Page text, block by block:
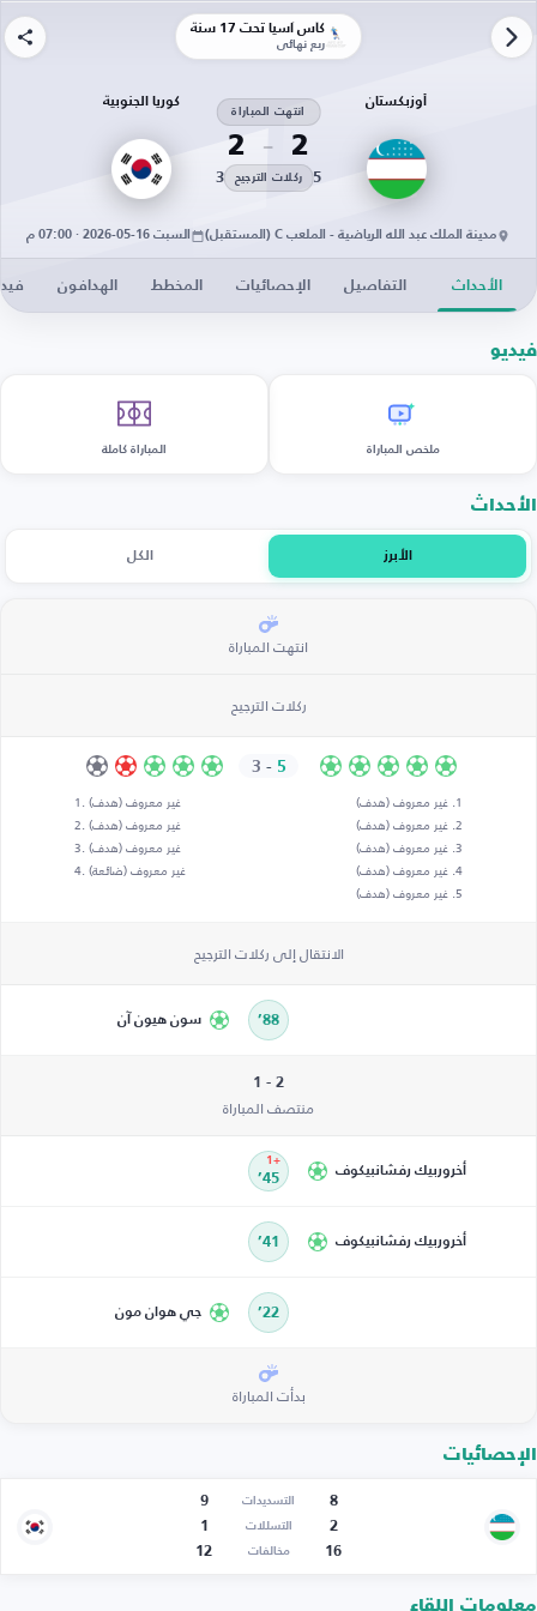
كأس آسيا تحت 17 سنة
ربع نهائي
أوزبكستان
2
انتهت المباراة
2
5 ركلات الترجيح 3
كوريا الجنوبية
مدينة الملك عبد الله الرياضية - الملعب C (المستقبل) السبت 16-05-2026 · 07:00 م
الأحداث التفاصيل الإحصائيات المخطط الهدافون
فيديو
ملخص المباراة المباراة كاملة
الأحداث
الأبرز الكل
انتهت المباراة
ركلات الترجيح
غير معروف (هدف)
غير معروف (هدف)
غير معروف (هدف)
غير معروف (هدف)
غير معروف (هدف)
5
-
3
غير معروف (هدف)
غير معروف (هدف)
غير معروف (هدف)
غير معروف (ضائعة)
الانتقال إلى ركلات الترجيح
88’ سون هيون آن
2 - 1
منتصف المباراة
أخروربيك رفشانبيكوف 45’
+1
أخروربيك رفشانبيكوف 41’
22’ جي هوان مون
بدأت المباراة
الإحصائيات
8 التسديدات
9
2
التسللات
1
16
مخالفات 12
معلومات اللقاء